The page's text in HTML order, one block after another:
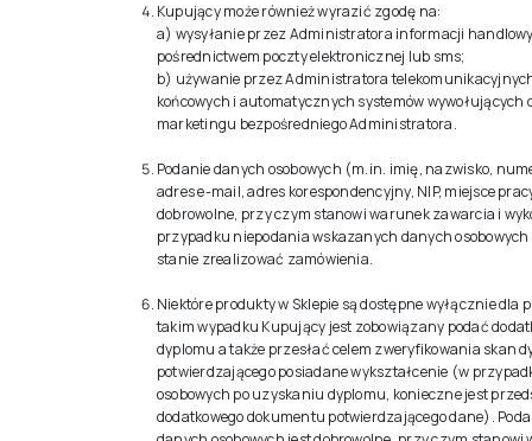
Kupujący może również wyrazić zgodę na:
a) wysyłanie przez Administratora informacji
pośrednictwem poczty elektronicznej lub sms;
b) używanie przez Administratora
końcowych i automatycznych systemów wywołujących
marketingu bezpośredniego Administratora.
Podanie danych osobowych (m.in. imię, nazwisko,
adres e-mail, adres korespondencyjny, NIP, miejsce
dobrowolne, przy czym stanowi warunek zawarcia i
przypadku niepodania wskazanych danych osobowych
stanie zrealizować zamówienia.
Niektóre produkty w Sklepie są dostępne wyłącznie dla
takim wypadku Kupujący jest zobowiązany podać
dyplomu a także przesłać celem zweryfikowania skan
potwierdzającego posiadane wykształcenie (w
osobowych po uzyskaniu dyplomu, konieczne jest
dodatkowego dokumentu potwierdzającego dane).